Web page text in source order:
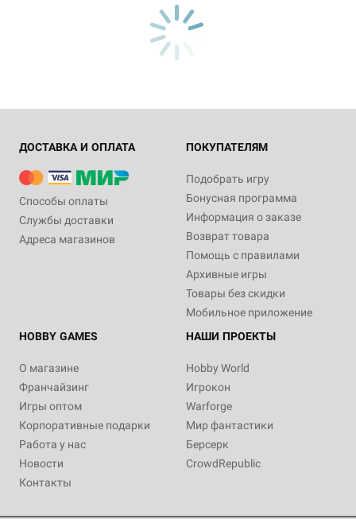
ДОСТАВКА И ОПЛАТА
Способы оплаты
Службы доставки
Адреса магазинов
ПОКУПАТЕЛЯМ
Подобрать игру
Бонусная программа
Информация о заказе
Возврат товара
Помощь с правилами
Архивные игры
Товары без скидки
Мобильное приложение
HOBBY GAMES
О магазине
Франчайзинг
Игры оптом
Корпоративные подарки
Работа у нас
Новости
Контакты
НАШИ ПРОЕКТЫ
Hobby World
Игрокон
Warforge
Мир фантастики
Берсерк
CrowdRepublic